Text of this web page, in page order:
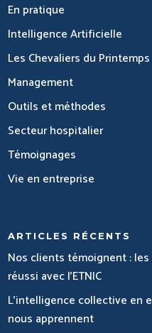
En pratique
Intelligence Artificielle
Les Chevaliers du Printemps
Management
Outils et méthodes
Secteur hospitalier
Témoignages
Vie en entreprise
ARTICLES RÉCENTS
Nos clients témoignent :
réussi avec l’ETNIC
L’intelligence collective en
nous apprennent